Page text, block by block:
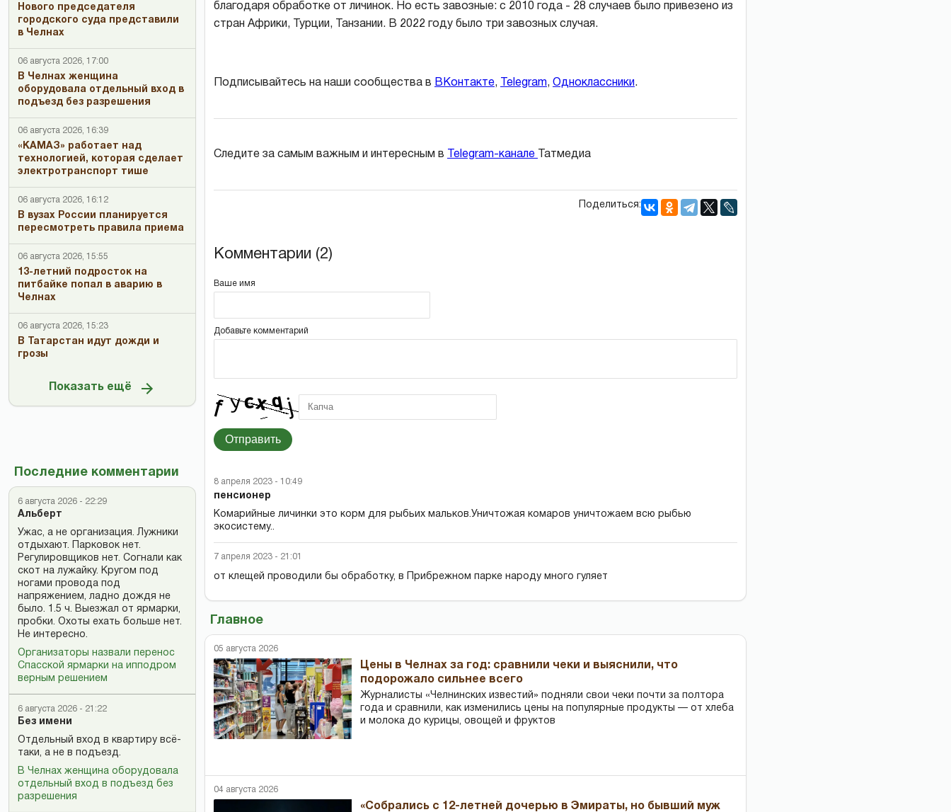
Нового председателя
городского суда представили
в Челнах
06 августа 2026, 17:00
В Челнах женщина
оборудовала отдельный вход в
подъезд без разрешения
06 августа 2026, 16:39
«КАМАЗ» работает над
технологией, которая сделает
электротранспорт тише
06 августа 2026, 16:12
В вузах России планируется
пересмотреть правила приема
06 августа 2026, 15:55
13-летний подросток на
питбайке попал в аварию в
Челнах
06 августа 2026, 15:23
В Татарстан идут дожди и
грозы
Показать ещё
Последние комментарии
6 августа 2026 - 22:29
Альберт
Ужас, а не организация. Лужники
отдыхают. Парковок нет.
Регулировщиков нет. Согнали как
скот на лужайку. Кругом под
ногами провода под
напряжением, ладно дождя не
было. 1.5 ч. Выезжал от ярмарки,
пробки. Охоты ехать больше нет.
Не интересно.
Организаторы назвали перенос
Спасской ярмарки на ипподром
верным решением
6 августа 2026 - 21:22
Без имени
Отдельный вход в квартиру всё-
таки, а не в подъезд.
В Челнах женщина оборудовала
отдельный вход в подъезд без
разрешения
благодаря обработке от личинок. Но есть завозные: с 2010 года - 28 случаев было привезено из
стран Африки, Турции, Танзании. В 2022 году было три завозных случая.
Подписывайтесь на наши сообщества в ВКонтакте, Telegram, Одноклассники.
Следите за самым важным и интересным в Telegram-канале Татмедиа
Поделиться:
Комментарии (2)
Ваше имя
Добавьте комментарий
Отправить
8 апреля 2023 - 10:49
пенсионер
Комарийные личинки это корм для рыбьих мальков.Уничтожая комаров уничтожаем всю рыбью
экосистему..
7 апреля 2023 - 21:01
от клещей проводили бы обработку, в Прибрежном парке народу много гуляет
Главное
05 августа 2026
Цены в Челнах за год: сравнили чеки и выяснили, что
подорожало сильнее всего
Журналисты «Челнинских известий» подняли свои чеки почти за полтора
года и сравнили, как изменились цены на популярные продукты — от хлеба
и молока до курицы, овощей и фруктов
04 августа 2026
«Собрались с 12-летней дочерью в Эмираты, но бывший муж